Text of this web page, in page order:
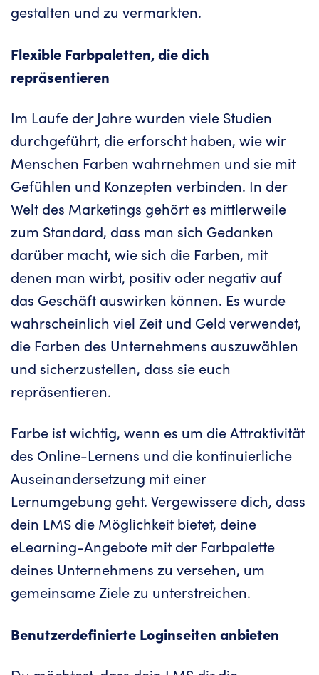
gestalten und zu vermarkten.
Flexible Farbpaletten, die dich
repräsentieren
Im Laufe der Jahre wurden viele Studien
durchgeführt, die erforscht haben, wie wir
Menschen Farben wahrnehmen und sie mit
Gefühlen und Konzepten verbinden. In der
Welt des Marketings gehört es mittlerweile
zum Standard, dass man sich Gedanken
darüber macht, wie sich die Farben, mit
denen man wirbt, positiv oder negativ auf
das Geschäft auswirken können. Es wurde
wahrscheinlich viel Zeit und Geld verwendet,
die Farben des Unternehmens auszuwählen
und sicherzustellen, dass sie euch
repräsentieren.
Farbe ist wichtig, wenn es um die Attraktivität
des Online-Lernens und die kontinuierliche
Auseinandersetzung mit einer
Lernumgebung geht. Vergewissere dich, dass
dein LMS die Möglichkeit bietet, deine
eLearning-Angebote mit der Farbpalette
deines Unternehmens zu versehen, um
gemeinsame Ziele zu unterstreichen.
Benutzerdefinierte Loginseiten anbieten